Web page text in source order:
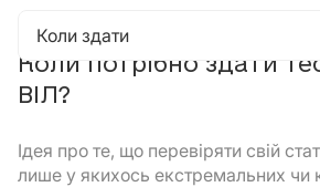
Коли здати
Коли потрібно здати
ВІЛ?
Ідея про те, що перевіряти свій
лише у якихось екстремальних чи